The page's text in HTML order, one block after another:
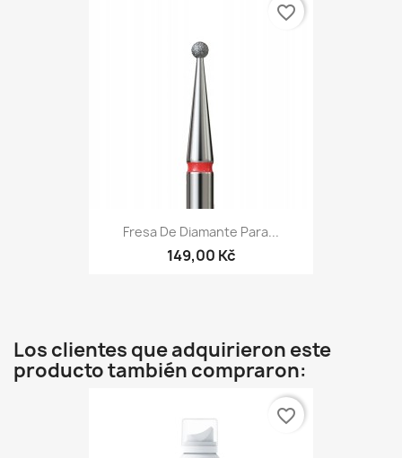
Fresa De Diamante Para...
149,00 Kč
favorite_border
Los clientes que adquirieron este
producto también compraron:
favorite_border